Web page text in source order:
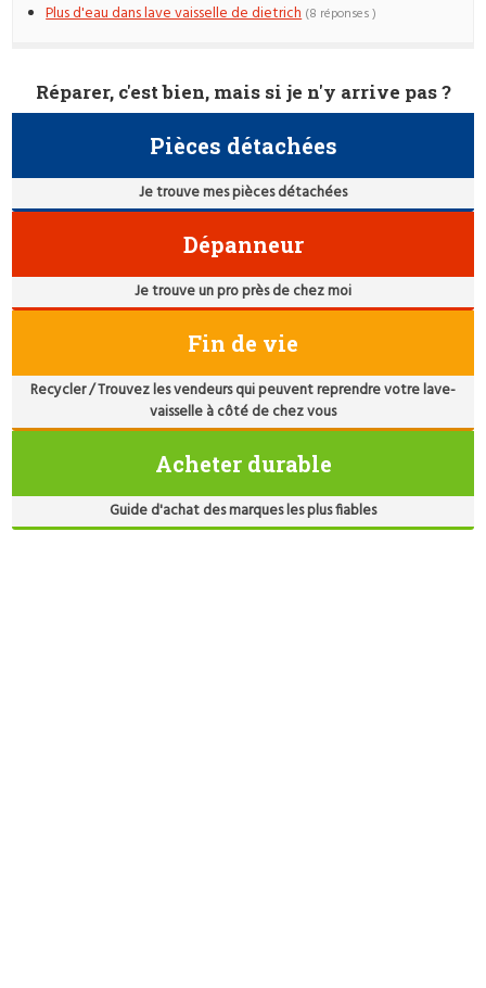
Plus d'eau dans lave vaisselle de dietrich (8 réponses )
Réparer, c'est bien, mais si je n'y arrive pas ?
Pièces détachées
Je trouve mes pièces détachées
Dépanneur
Je trouve un pro près de chez moi
Fin de vie
Recycler / Trouvez les vendeurs qui peuvent reprendre votre lave-
vaisselle à côté de chez vous
Acheter durable
Guide d'achat des marques les plus fiables